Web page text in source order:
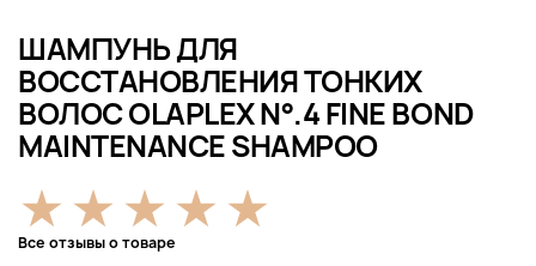
ШАМПУНЬ ДЛЯ
ВОССТАНОВЛЕНИЯ ТОНКИХ
ВОЛОС OLAPLEX N°.4 FINE BOND
MAINTENANCE SHAMPOO
Все отзывы о товаре